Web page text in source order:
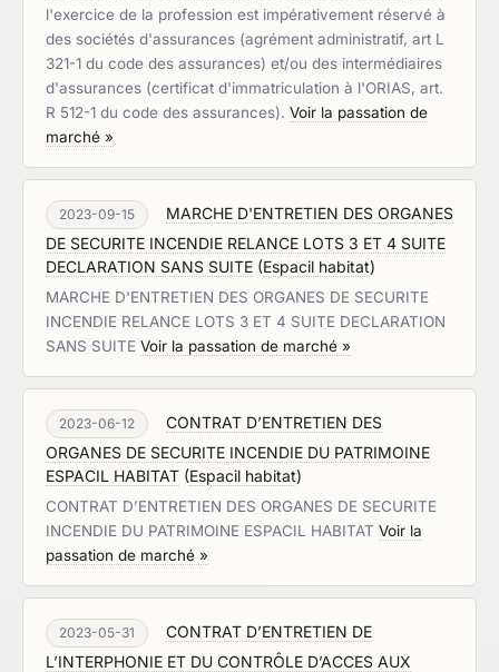
l'exercice de la profession est impérativement réservé à
des sociétés d'assurances (agrément administratif, art L
321-1 du code des assurances) et/ou des intermédiaires
d'assurances (certificat d'immatriculation à l'ORIAS, art.
R 512-1 du code des assurances). Voir la passation de
marché »
2023-09-15
MARCHE D'ENTRETIEN DES ORGANES
DE SECURITE INCENDIE RELANCE LOTS 3 ET 4 SUITE
DECLARATION SANS SUITE (Espacil habitat)
MARCHE D'ENTRETIEN DES ORGANES DE SECURITE
INCENDIE RELANCE LOTS 3 ET 4 SUITE DECLARATION
SANS SUITE Voir la passation de marché »
2023-06-12
CONTRAT D’ENTRETIEN DES
ORGANES DE SECURITE INCENDIE DU PATRIMOINE
ESPACIL HABITAT (Espacil habitat)
CONTRAT D’ENTRETIEN DES ORGANES DE SECURITE
INCENDIE DU PATRIMOINE ESPACIL HABITAT Voir la
passation de marché »
2023-05-31
CONTRAT D’ENTRETIEN DE
L’INTERPHONIE ET DU CONTRÔLE D’ACCES AUX